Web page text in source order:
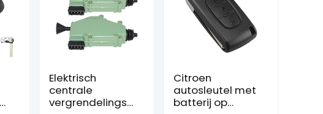
Elektrisch
centrale
vergrendelingss
Citroen
autosleutel met
batterij op